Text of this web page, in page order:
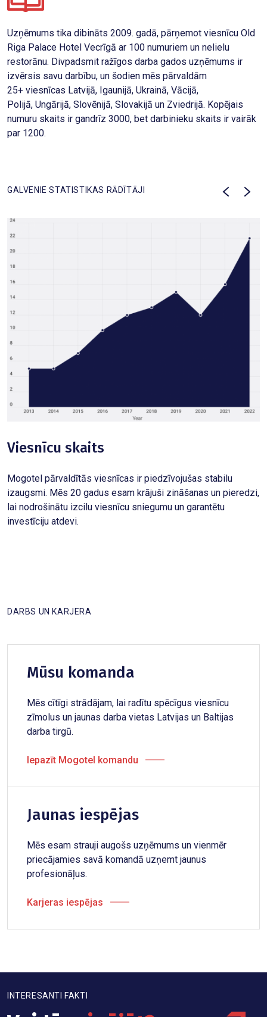
Uzņēmums tika dibināts 2009. gadā, pārņemot viesnīcu Old
Riga Palace Hotel Vecrīgā ar 100 numuriem un nelielu
restorānu. Divpadsmit ražīgos darba gados uzņēmums ir
izvērsis savu darbību, un šodien mēs pārvaldām
25+ viesnīcas Latvijā, Igaunijā, Ukrainā, Vācijā,
Polijā, Ungārijā, Slovēnijā, Slovakijā un Zviedrijā. Kopējais
numuru skaits ir gandrīz 3000, bet darbinieku skaits ir vairāk
par 1200.
GALVENIE STATISTIKAS RĀDĪTĀJI
Viesnīcu skaits
Mogotel pārvaldītās viesnīcas ir piedzīvojušas stabilu
izaugsmi. Mēs 20 gadus esam krājuši zināšanas un pieredzi,
lai nodrošinātu izcilu viesnīcu sniegumu un garantētu
investīciju atdevi.
DARBS UN KARJERA
Mūsu komanda
Mēs cītīgi strādājam, lai radītu spēcīgus viesnīcu
zīmolus un jaunas darba vietas Latvijas un Baltijas
darba tirgū.
Iepazīt Mogotel komandu
Jaunas iespējas
Mēs esam strauji augošs uzņēmums un vienmēr
priecājamies savā komandā uzņemt jaunus
profesionāļus.
Karjeras iespējas
INTERESANTI FAKTI